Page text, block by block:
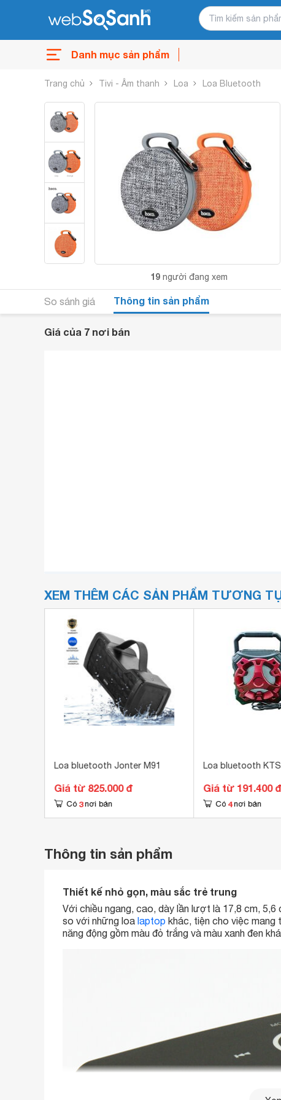
Danh mục sản phẩm
Trang chủ Tivi - Âm thanh Loa Loa Bluetooth
19 người đang xem
So sánh giá Thông tin sản phẩm
Giá của 7 nơi bán
XEM THÊM CÁC SẢN PHẨM TƯƠNG
Loa bluetooth Jonter M91
Giá từ 825.000 đ
Có 3 nơi bán
Loa bluetooth
Giá từ 191.400 đ
Có 4 nơi bán
Thông tin sản phẩm
Thiết kế nhỏ gọn, màu sắc trẻ trung
Với chiều ngang, cao, dày lần lượt là 17,8 cm,
so với những loa laptop khác, tiện cho việc mang
năng động gồm màu đỏ trắng và màu xanh đen